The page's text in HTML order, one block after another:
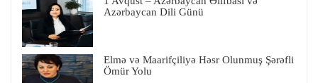
Azərbaycan Dili Günü
Elmə və Maarifçiliyə Həsr Olunmuş Şərəfli
Ömür Yolu